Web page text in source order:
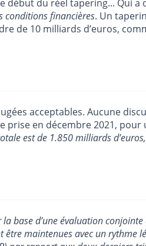
début du réel tapering... Qui a
conditions financières. Un
de 10 milliards d’euros,
acceptables. Aucune
prise en décembre 2021,
est de 1.850 milliards
la base d’une évaluation
maintenues avec un rythme